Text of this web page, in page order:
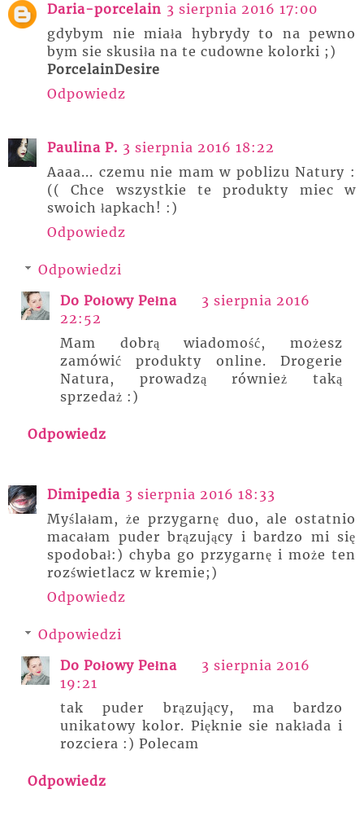
Daria-porcelain 3 sierpnia 2016 17:00
gdybym nie miała hybrydy to na pewno
bym sie skusiła na te cudowne kolorki ;)
PorcelainDesire
Odpowiedz
Paulina P. 3 sierpnia 2016 18:22
Aaaa... czemu nie mam w poblizu Natury :
(( Chce wszystkie te produkty miec w
swoich łapkach! :)
Odpowiedz
Odpowiedzi
Do Połowy Pełna
3 sierpnia 2016
22:52
Mam dobrą wiadomość, możesz
zamówić produkty online. Drogerie
Natura, prowadzą również taką
sprzedaż :)
Odpowiedz
Dimipedia 3 sierpnia 2016 18:33
Myślałam, że przygarnę duo, ale ostatnio
macałam puder brązujący i bardzo mi się
spodobał:) chyba go przygarnę i może ten
rozświetlacz w kremie;)
Odpowiedz
Odpowiedzi
Do Połowy Pełna
3 sierpnia 2016
19:21
tak puder brązujący, ma bardzo
unikatowy kolor. Pięknie sie nakłada i
rozciera :) Polecam
Odpowiedz